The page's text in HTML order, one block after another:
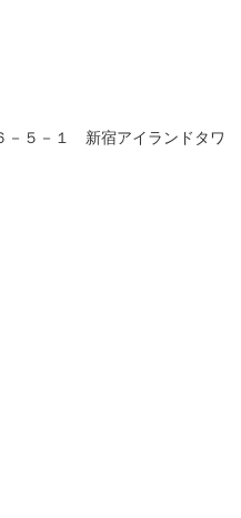
－５－１ 新宿アイランドタワ